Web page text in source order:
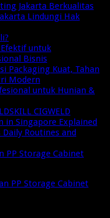
Jakarta Berkualitas
Lindungi Hak
untuk
Bisnis
Packaging Kuat, Tahan
Modern
untuk Hunian &
CIGWELD
in Singapore Explained
Routines and
PP Storage Cabinet
PP Storage Cabinet